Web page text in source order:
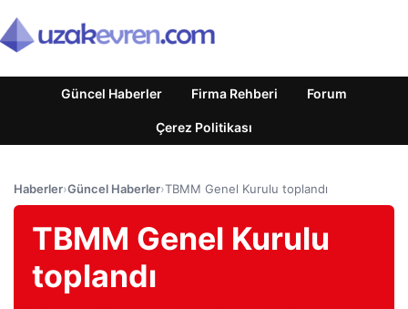
Güncel Haberler Firma Rehberi Forum
Çerez Politikası
Haberler›Güncel Haberler›TBMM Genel Kurulu toplandı
TBMM Genel Kurulu
toplandı